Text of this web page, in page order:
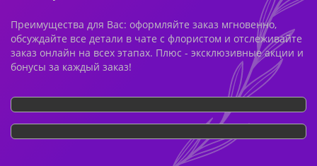
Преимущества для Вас: оформляйте заказ мгновенно,
обсуждайте все детали в чате с флористом и отслеживайте
заказ онлайн на всех этапах. Плюс - эксклюзивные акции и
бонусы за каждый заказ!